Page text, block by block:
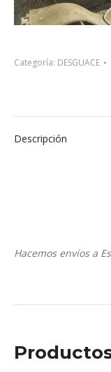
Categoría: DESGUACE
Descripción
Hacemos envíos a